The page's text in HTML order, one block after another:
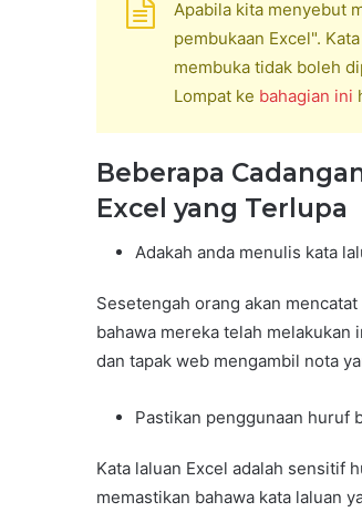
Apabila kita menyebut
pembukaan Excel".
membuka tidak boleh
Lompat ke bahagian ini
Beberapa
Excel yang Terlupa
Adakah anda menulis kata
Sesetengah orang akan
bahawa mereka telah melakukan
dan tapak web mengambil nota
Pastikan penggunaan huruf
Kata laluan Excel adalah sensitif
memastikan bahawa kata laluan